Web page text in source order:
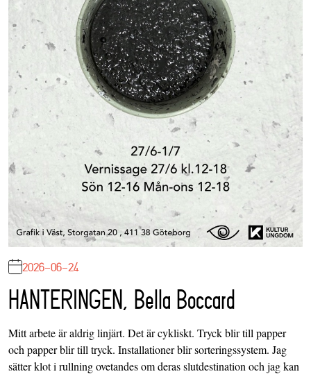
2026-06-24
HANTERINGEN, Bella Boccard
Mitt arbete är aldrig linjärt. Det är cykliskt. Tryck blir till papper
och papper blir till tryck. Installationer blir sorteringssystem. Jag
sätter klot i rullning ovetandes om deras slutdestination och jag kan